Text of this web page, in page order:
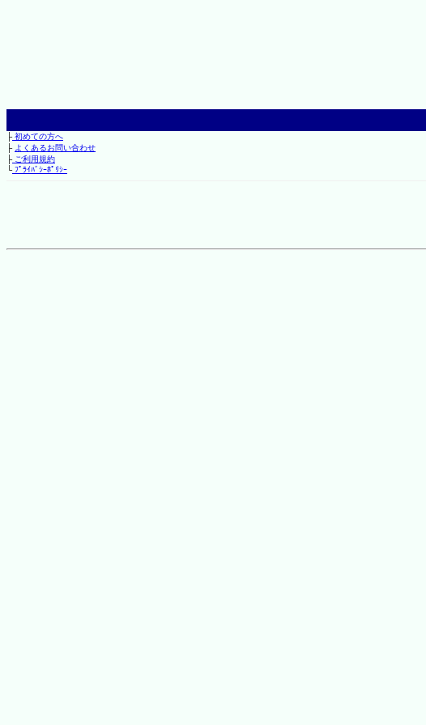
├初めての方へ
├ よくあるお問い合わせ
├ご利用規約
└ﾌﾟﾗｲﾊﾞｼｰﾎﾟﾘｼｰ